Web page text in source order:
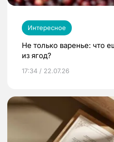
Интересное
Не только варенье: что
из ягод?
17:34 / 22.07.26